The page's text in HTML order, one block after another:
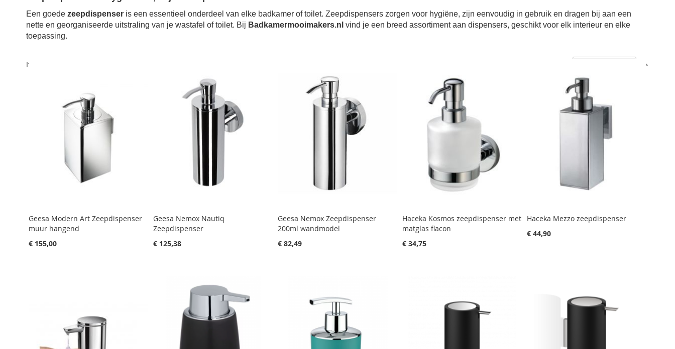
Een goede zeepdispenser is een essentieel onderdeel van elke badkamer of toilet. Zeepdispensers zorgen voor hygiëne, zijn eenvoudig in gebruik en dragen bij aan een
nette en georganiseerde uitstraling van je wastafel of toilet. Bij Badkamermooimakers.nl vind je een breed assortiment aan dispensers, geschikt voor elk interieur en elke
toepassing.
Items
Geesa Modern Art Zeepdispenser
muur hangend
€ 155,00
Geesa Nemox Nautiq
Zeepdispenser
€ 125,38
Geesa Nemox Zeepdispenser
200ml wandmodel
€ 82,49
Haceka Kosmos zeepdispenser met
matglas flacon
€ 34,75
Haceka Mezzo zeepdispenser
€ 44,90